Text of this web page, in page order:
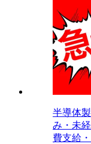
半導体
み・未
費支給